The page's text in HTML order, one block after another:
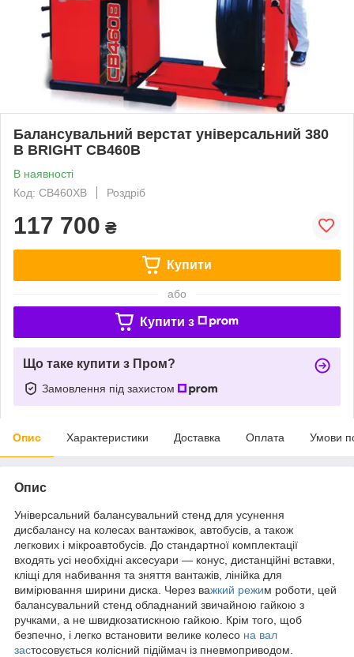
Балансувальний верстат універсальний 380
В BRIGHT CB460B
В наявності
Код: CB460XB
Роздріб
117 700 ₴
Купити
або
Купити з
Що таке купити з Пром?
Замовлення під захистом
Опис Характеристики Доставка Оплата Умови
Опис
Універсальний балансувальний стенд для усунення
дисбалансу на колесах вантажівок, автобусів, а також
легкових і мікроавтобусів. До стандартної комплектації
входять усі необхідні аксесуари — конус, дистанційні вставки,
кліщі для набивання та зняття вантажів, лінійка для
вимірювання ширини диска. Через важкий режим роботи, цей
балансувальний стенд обладнаний звичайною гайкою з
ручками, а не швидкозатискною гайкою. Крім того, щоб
безпечно, і легко встановити велике колесо на вал
застосовується колісний підіймач із пневмоприводом.